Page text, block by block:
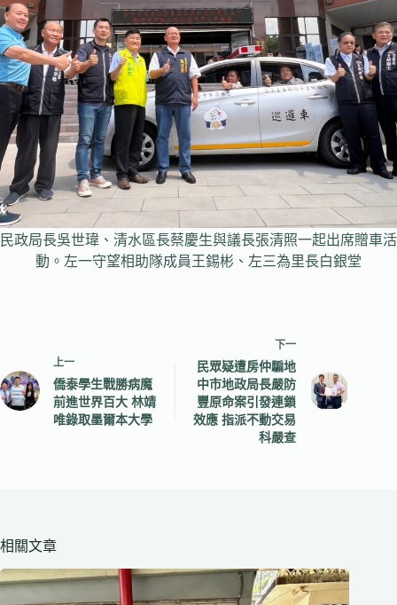
民政局長吳世瑋、清水區長蔡慶生與議長張清照一起出席贈車活
動。左一守望相助隊成員王錫彬、左三為里長白銀堂
上一
僑泰學生戰勝病魔
前進世界百大 林靖
唯錄取墨爾本大學
下一
民眾疑遭房仲騙地
中市地政局長嚴防
豐原命案引發連鎖
效應 指派不動交易
科嚴查
相關文章